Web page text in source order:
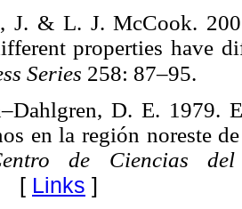
J. & L. J. McCook.
properties have
Series 258: 87–95.
D. E. 1979.
en la región noreste
de Ciencias
Links ]